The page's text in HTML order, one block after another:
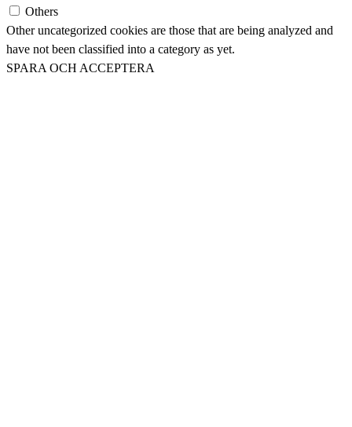
Others
Other uncategorized cookies are those that are being analyzed and
have not been classified into a category as yet.
SPARA OCH ACCEPTERA